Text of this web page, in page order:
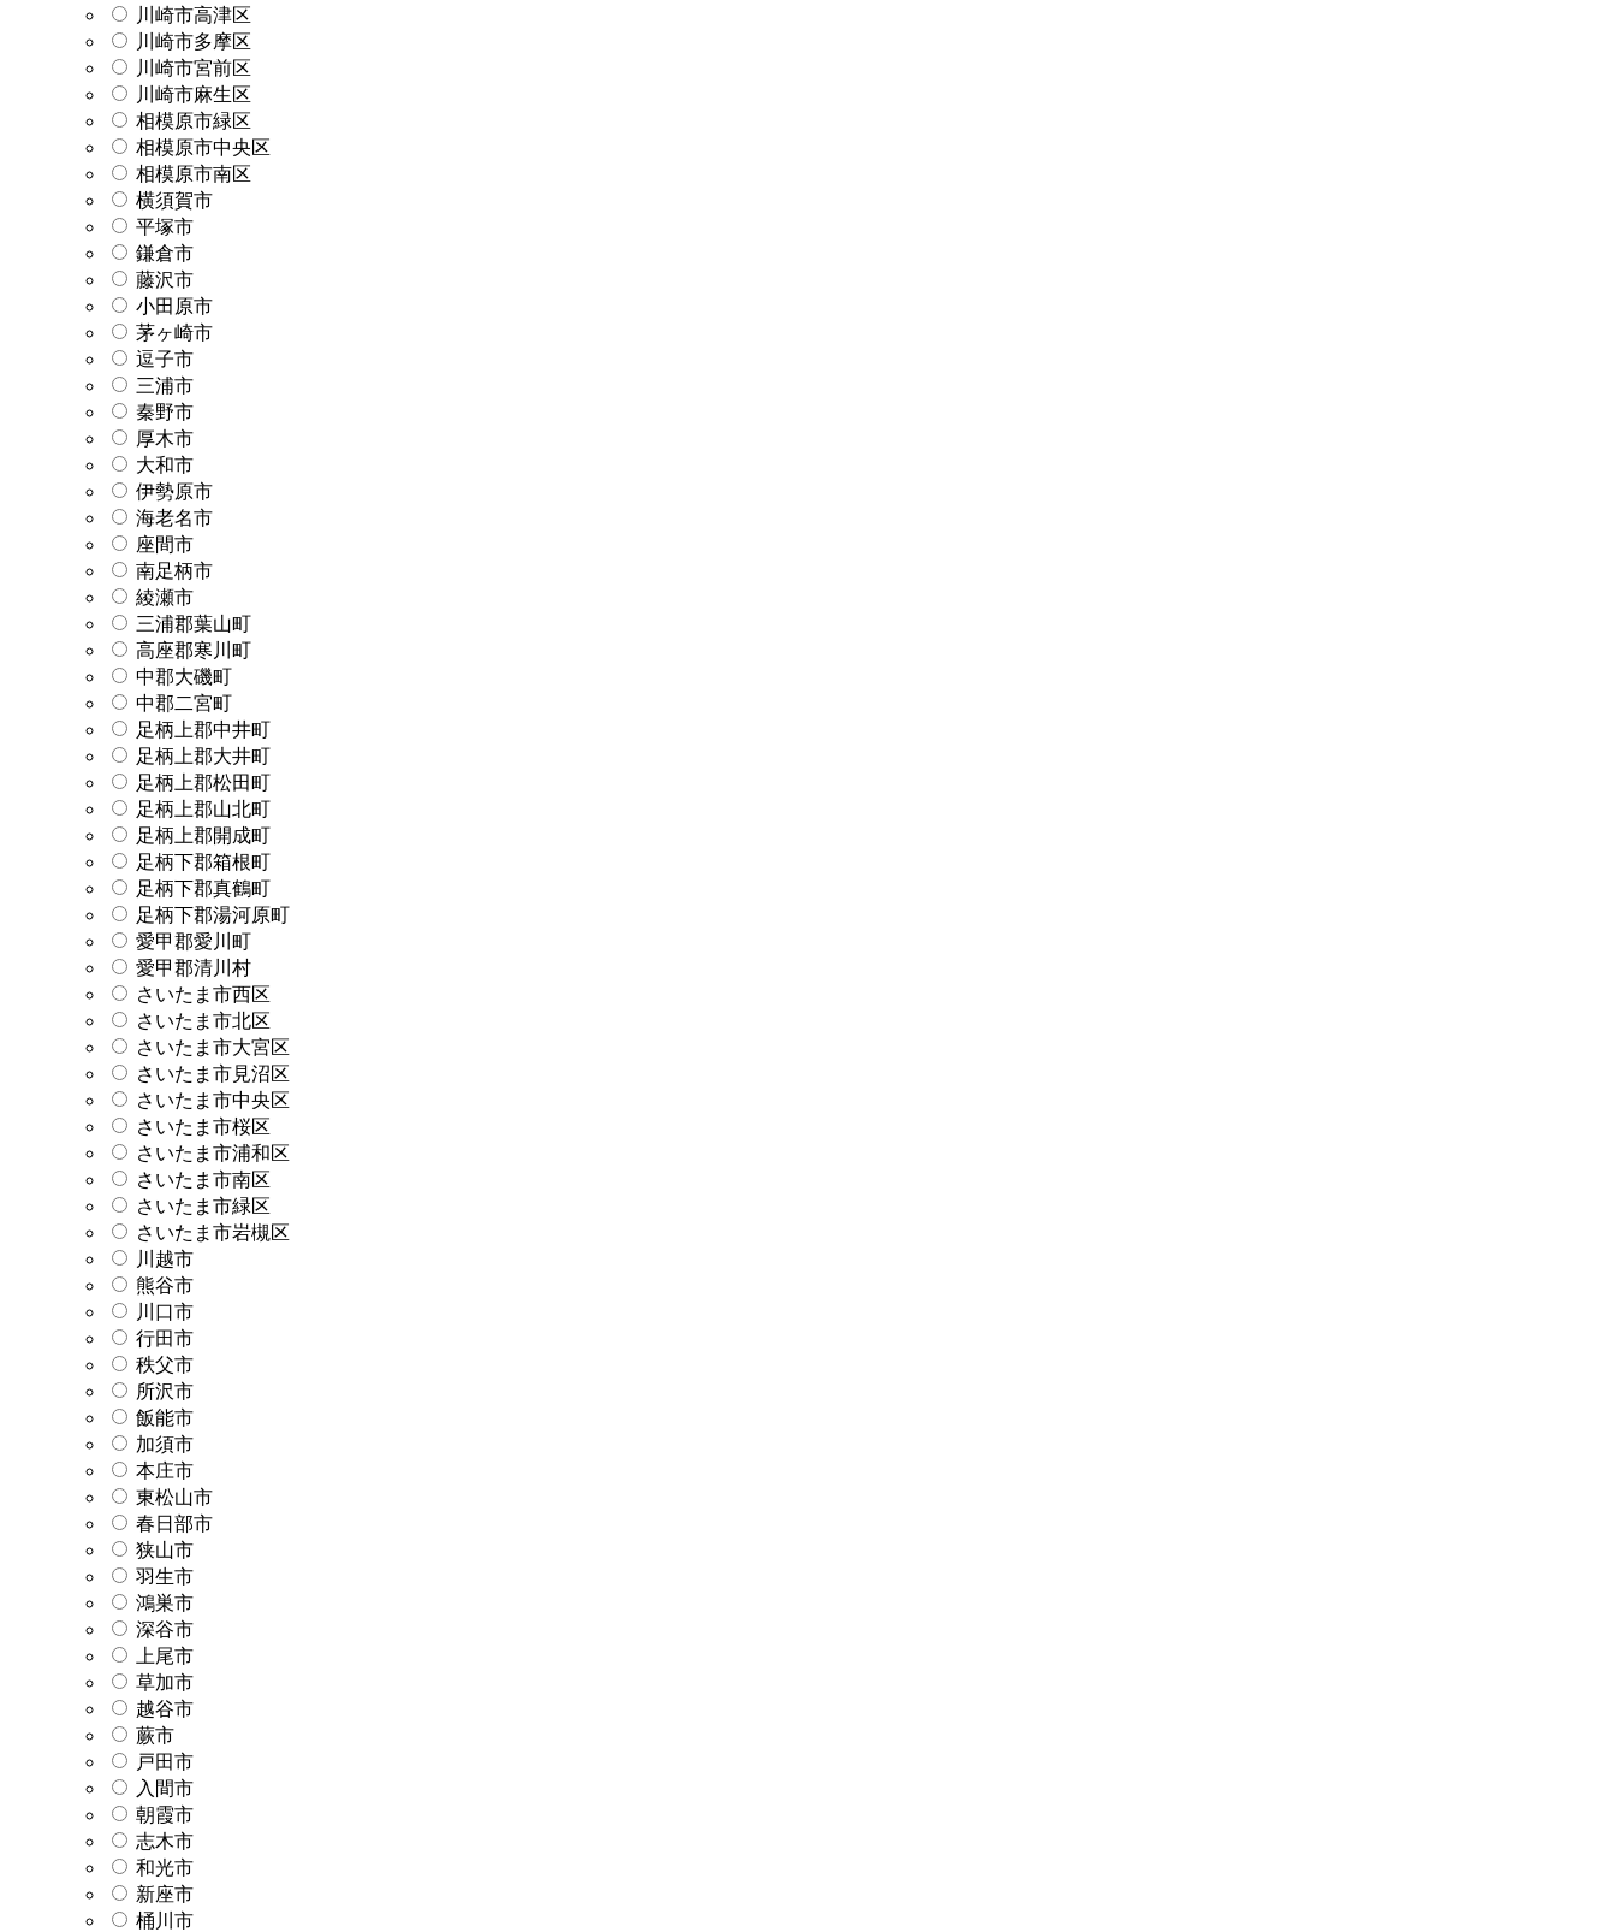
川崎市高津区
川崎市多摩区
川崎市宮前区
川崎市麻生区
相模原市緑区
相模原市中央区
相模原市南区
横須賀市
平塚市
鎌倉市
藤沢市
小田原市
茅ヶ崎市
逗子市
三浦市
秦野市
厚木市
大和市
伊勢原市
海老名市
座間市
南足柄市
綾瀬市
三浦郡葉山町
高座郡寒川町
中郡大磯町
中郡二宮町
足柄上郡中井町
足柄上郡大井町
足柄上郡松田町
足柄上郡山北町
足柄上郡開成町
足柄下郡箱根町
足柄下郡真鶴町
足柄下郡湯河原町
愛甲郡愛川町
愛甲郡清川村
さいたま市西区
さいたま市北区
さいたま市大宮区
さいたま市見沼区
さいたま市中央区
さいたま市桜区
さいたま市浦和区
さいたま市南区
さいたま市緑区
さいたま市岩槻区
川越市
熊谷市
川口市
行田市
秩父市
所沢市
飯能市
加須市
本庄市
東松山市
春日部市
狭山市
羽生市
鴻巣市
深谷市
上尾市
草加市
越谷市
蕨市
戸田市
入間市
朝霞市
志木市
和光市
新座市
桶川市